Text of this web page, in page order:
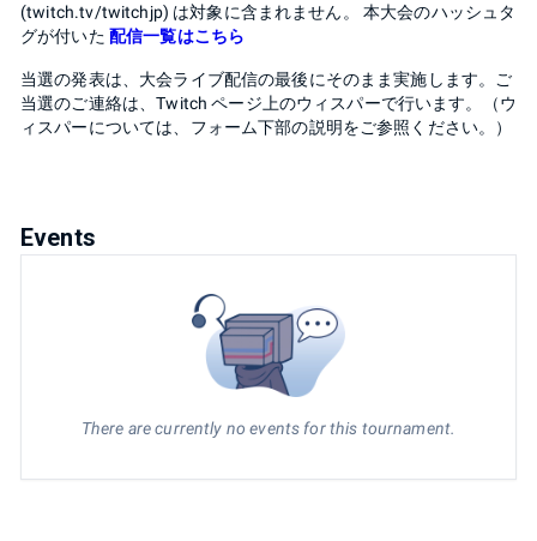
(twitch.tv/twitchjp) は対象に含まれません。 本大会のハッシュタ
グが付いた 配信一覧はこちら
当選の発表は、大会ライブ配信の最後にそのまま実施します。ご
当選のご連絡は、Twitch ページ上のウィスパーで行います。（ウ
ィスパーについては、フォーム下部の説明をご参照ください。）
Events
There are currently no events for this tournament.